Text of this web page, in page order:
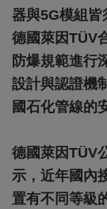
器與5G模組皆
德國萊因TÜV
防爆規範進行
設計與認證機
國石化管線的
德國萊因TÜV
示，近年國內
置有不同等級